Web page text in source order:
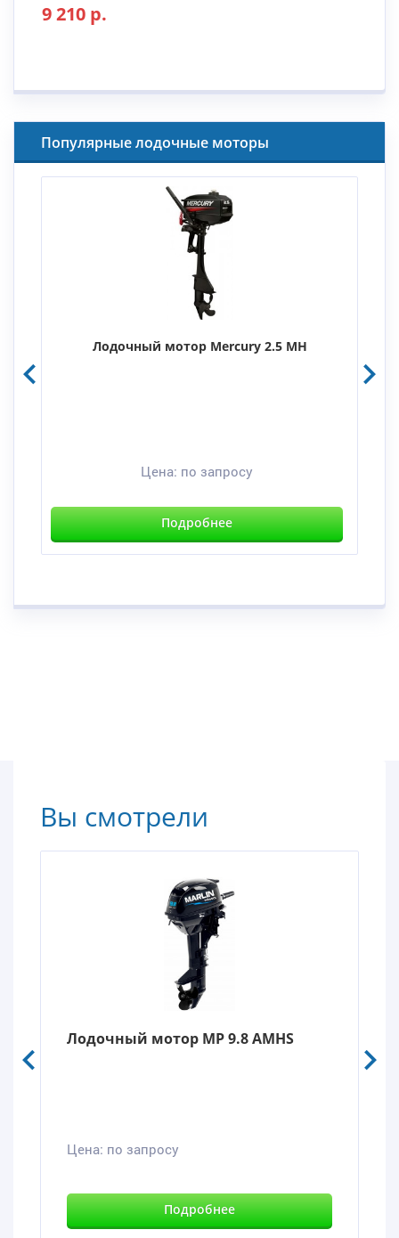
9 210 р.
Популярные лодочные моторы
Лодочный мотор Mercury 2.5 MH
Цена: по запросу
Подробнее
Вы смотрели
Лодочный мотор MP 9.8 AMHS
Цена: по запросу
Подробнее